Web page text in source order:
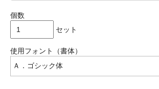
個数
セット
使用フォント（書体）